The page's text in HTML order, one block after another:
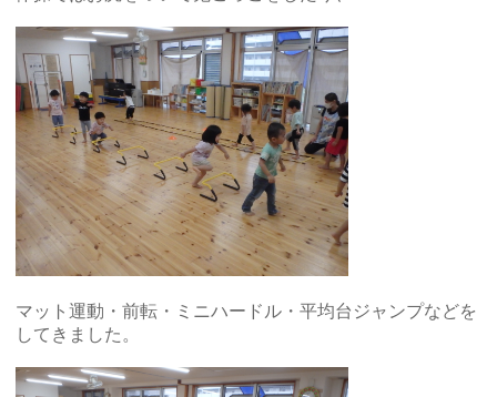
マット運動・前転・ミニハードル・平均台ジャンプなどを
してきました。